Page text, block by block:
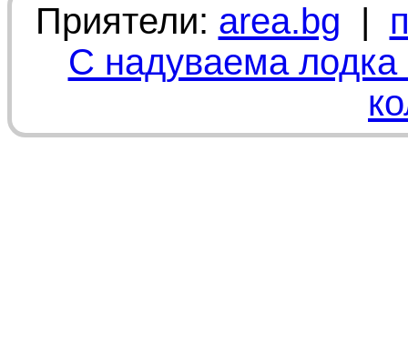
Приятели: area.bg |
С надуваема лодка